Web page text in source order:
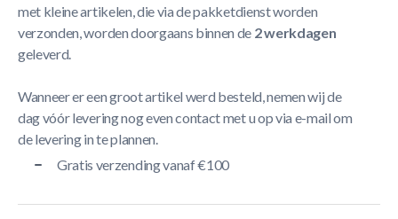
met kleine artikelen, die via de pakketdienst worden
verzonden, worden doorgaans binnen de 2 werkdagen
geleverd.
Wanneer er een groot artikel werd besteld, nemen wij de
dag vóór levering nog even contact met u op via e-mail om
de levering in te plannen.
Gratis verzending vanaf €100